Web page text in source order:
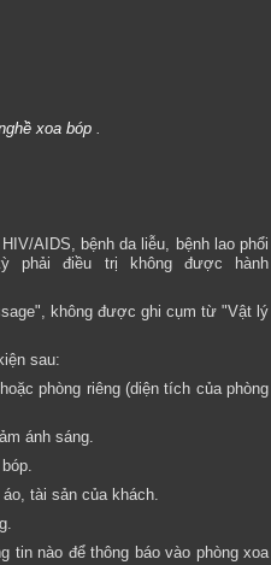
xoa bóp .
AIDS, bệnh da liễu, bệnh lao phổi
phải điều trị không được hành
không được ghi cụm từ "Vật lý
sau:
phòng riêng (diện tích của phòng
ánh sáng.
tài sản của khách.
nào để thông báo vào phòng xoa